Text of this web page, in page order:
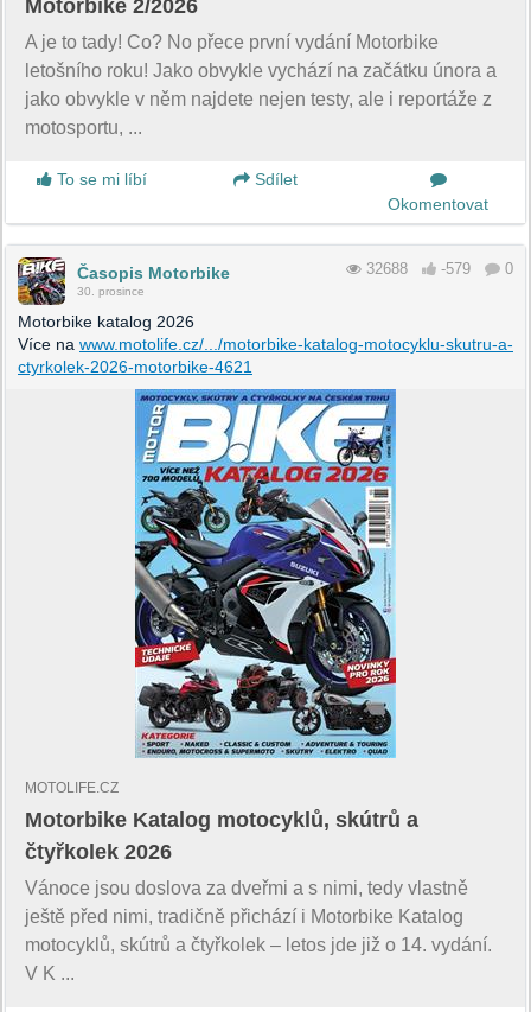
Motorbike 2/2026
A je to tady! Co? No přece první vydání Motorbike
letošního roku! Jako obvykle vychází na začátku února a
jako obvykle v něm najdete nejen testy, ale i reportáže z
motosportu, ...
To se mi líbí
Sdílet
Okomentovat
Časopis Motorbike
30. prosince
32688 -579 0
Motorbike katalog 2026
Více na www.motolife.cz/.../motorbike-katalog-motocyklu-skutru-a-
ctyrkolek-2026-motorbike-4621
MOTOLIFE.CZ
Motorbike Katalog motocyklů, skútrů a
čtyřkolek 2026
Vánoce jsou doslova za dveřmi a s nimi, tedy vlastně
ještě před nimi, tradičně přichází i Motorbike Katalog
motocyklů, skútrů a čtyřkolek – letos jde již o 14. vydání.
V K ...